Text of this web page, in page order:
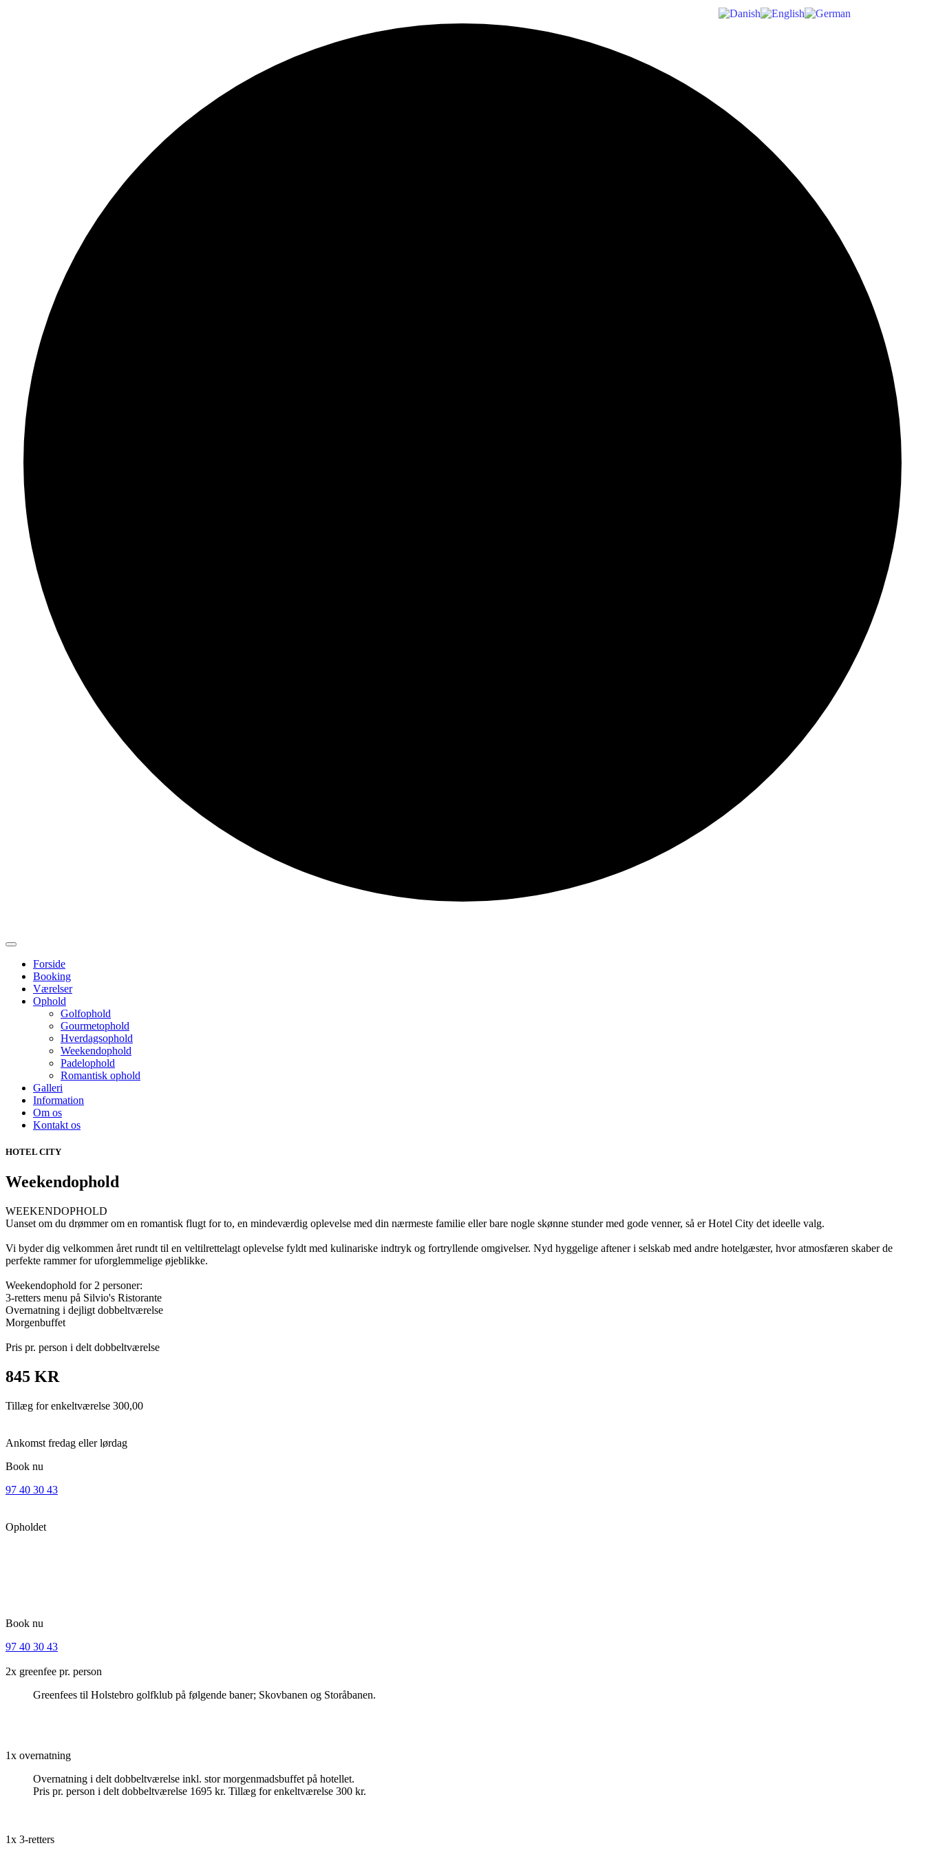
Forside
Booking
Værelser
Ophold
Golfophold
Gourmetophold
Hverdagsophold
Weekendophold
Padelophold
Romantisk ophold
Galleri
Information
Om os
Kontakt os
HOTEL CITY
Weekendophold
WEEKENDOPHOLD
Uanset om du drømmer om en romantisk flugt for to, en mindeværdig oplevelse med din nærmeste familie eller bare nogle skønne stunder med gode venner, så er Hotel City det ideelle valg.
Vi byder dig velkommen året rundt til en veltilrettelagt oplevelse fyldt med kulinariske indtryk og fortryllende omgivelser. Nyd hyggelige aftener i selskab med andre hotelgæster, hvor atmosfæren skaber de
perfekte rammer for uforglemmelige øjeblikke.
Weekendophold for 2 personer:
3-retters menu på Silvio's Ristorante
Overnatning i dejligt dobbeltværelse
Morgenbuffet
Pris pr. person i delt dobbeltværelse
845 KR
Tillæg for enkeltværelse 300,00
Ankomst fredag eller lørdag
Book nu
97 40 30 43
Opholdet
Book nu
97 40 30 43
2x greenfee pr. person
Greenfees til Holstebro golfklub på følgende baner; Skovbanen og Storåbanen.
1x overnatning
Overnatning i delt dobbeltværelse inkl. stor morgenmadsbuffet på hotellet.
Pris pr. person i delt dobbeltværelse 1695 kr. Tillæg for enkeltværelse 300 kr.
1x 3-retters